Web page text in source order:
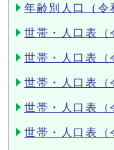
年齢別人口（令
世帯・人口表（
世帯・人口表（
世帯・人口表（
世帯・人口表（
世帯・人口表（